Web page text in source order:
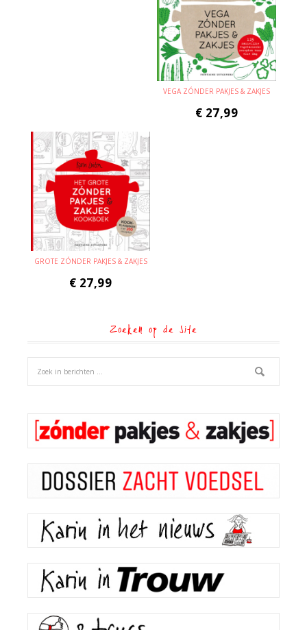
VEGA ZÓNDER PAKJES & ZAKJES
€ 27,99
GROTE ZÓNDER PAKJES & ZAKJES
€ 27,99
Zoeken op de site